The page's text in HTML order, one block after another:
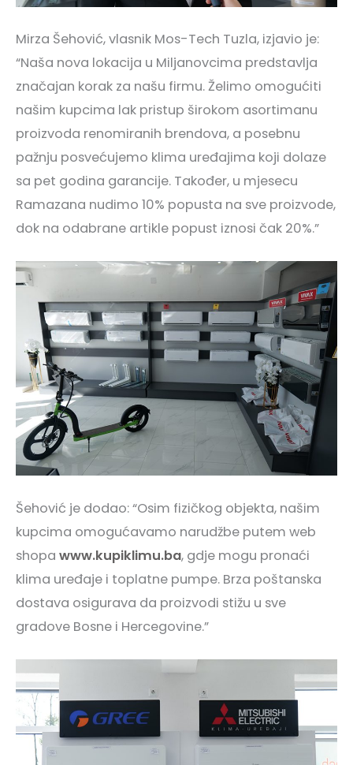
Mirza Šehović, vlasnik Mos-Tech Tuzla, izjavio je:
“Naša nova lokacija u Miljanovcima predstavlja
značajan korak za našu firmu. Želimo omogućiti
našim kupcima lak pristup širokom asortimanu
proizvoda renomiranih brendova, a posebnu
pažnju posvećujemo klima uređajima koji dolaze
sa pet godina garancije. Također, u mjesecu
Ramazana nudimo 10% popusta na sve proizvode,
dok na odabrane artikle popust iznosi čak 20%.”
Šehović je dodao: “Osim fizičkog objekta, našim
kupcima omogućavamo narudžbe putem web
shopa www.kupiklimu.ba, gdje mogu pronaći
klima uređaje i toplatne pumpe. Brza poštanska
dostava osigurava da proizvodi stižu u sve
gradove Bosne i Hercegovine.”